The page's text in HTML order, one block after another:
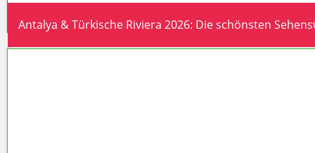
Antalya & Türkische Riviera 2026: Die schönsten